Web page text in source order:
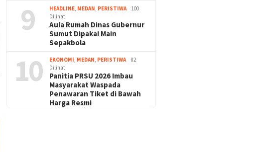
9 HEADLINE, MEDAN, PERISTIWA
100
Dilihat
Aula Rumah Dinas Gubernur
Sumut Dipakai Main
Sepakbola
10 EKONOMI, MEDAN, PERISTIWA
82
Dilihat
Panitia PRSU 2026 Imbau
Masyarakat Waspada
Penawaran Tiket di Bawah
Harga Resmi